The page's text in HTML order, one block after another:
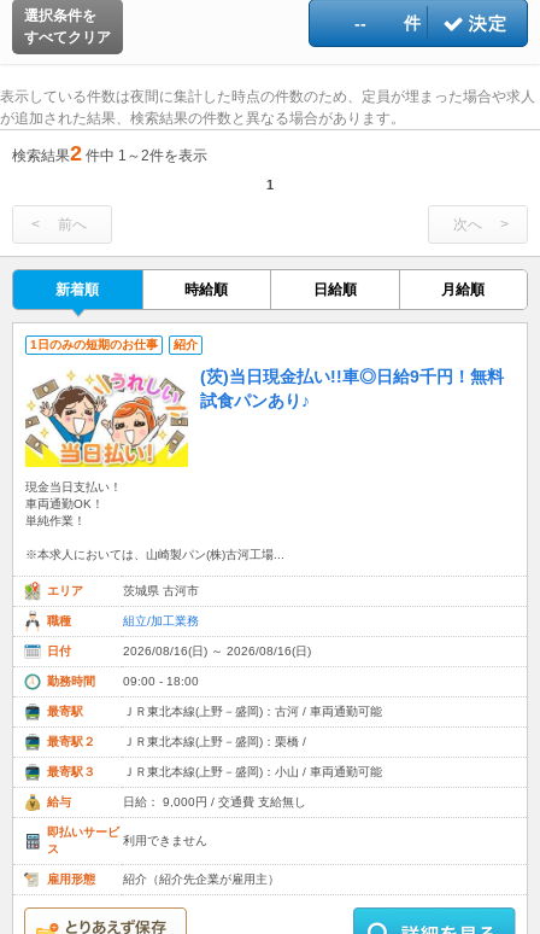
選択条件を
すべてクリア
-- 件
表示している件数は夜間に集計した時点の件数のため、定員が埋まった場合や求人
が追加された結果、検索結果の件数と異なる場合があります。
検索結果2 件中 1～2件を表示
1
前へ 次へ
新着順 時給順 日給順 月給順
1日のみの短期のお仕事 紹介
(茨)当日現金払い!!車◎日給9千円！無料
試食パンあり♪
現金当日支払い！
車両通勤OK！
単純作業！
※本求人においては、山崎製パン(株)古河工場...
エリア 茨城県 古河市
職種 組立/加工業務
日付 2026/08/16(日) ～ 2026/08/16(日)
勤務時間 09:00 - 18:00
最寄駅 ＪＲ東北本線(上野－盛岡)：古河 / 車両通勤可能
最寄駅２ ＪＲ東北本線(上野－盛岡)：栗橋 /
最寄駅３ ＪＲ東北本線(上野－盛岡)：小山 / 車両通勤可能
給与 日給： 9,000円 / 交通費 支給無し
即払いサービ
ス
利用できません
雇用形態 紹介（紹介先企業が雇用主）